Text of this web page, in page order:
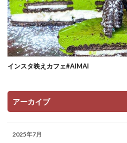
インスタ映えカフェ#AIMAI
アーカイブ
2025年7月